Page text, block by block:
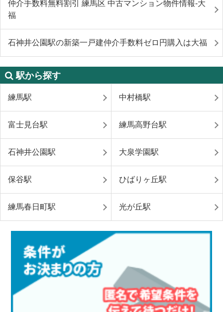
仲介手数料無料割引 練馬区 中古マンション物件情報-大
福
石神井公園駅の新築一戸建仲介手数料ゼロ円購入は大福
駅から探す
練馬駅 中村橋駅
富士見台駅 練馬高野台駅
石神井公園駅 大泉学園駅
保谷駅 ひばりヶ丘駅
練馬春日町駅 光が丘駅